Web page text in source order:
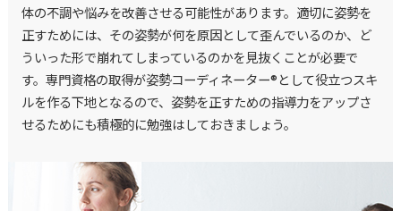
体の不調や悩みを改善させる可能性があります。適切に姿勢を
正すためには、その姿勢が何を原因として歪んでいるのか、ど
ういった形で崩れてしまっているのかを見抜くことが必要で
す。専門資格の取得が姿勢コーディネーター®として役立つスキ
ルを作る下地となるので、姿勢を正すための指導力をアップさ
せるためにも積極的に勉強はしておきましょう。